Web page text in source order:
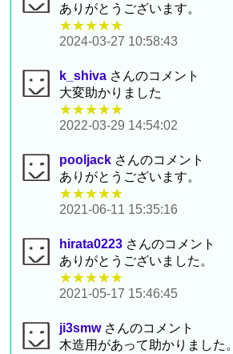
ありがとうございます。
★★★★★
2024-03-27 10:58:43
k_shiva さんのコメント
大変助かりました
★★★★★
2022-03-29 14:54:02
pooljack さんのコメント
ありがとうございます。
★★★★★
2021-06-11 15:35:16
hirata0223 さんのコメント
ありがとうございました。
★★★★★
2021-05-17 15:46:45
ji3smwさんのコメント
木造用があって助かりました。